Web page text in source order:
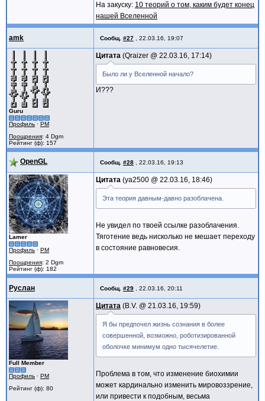
На закуску: 10 теорий о том, каким будет конец
нашей Вселенной
amk Сообщ. #27 22.03.16, 19:07
Guru
Профиль · PM
Поощрения: 4 Dgm
Рейтинг (ф): 157
Цитата Qraizer @ 22.03.16, 17:14
Было ли у Вселенной начало?
И???
OpenGL Сообщ. #28 22.03.16, 19:13
Lamer
Профиль · PM
Поощрения: 2 Dgm
Рейтинг (ф): 182
Цитата ya2500 @ 22.03.16, 18:46
Эта теория давным-давно разоблачена.
Не увидел по твоей ссылке разоблачения.
Тяготение ведь нисколько не мешает переходу
в состояние равновесия.
Руслан Сообщ. #29 22.03.16, 20:11
Full Member
Профиль · PM
Рейтинг (ф): 80
Цитата B.V. @ 21.03.16, 19:59
Я бы предпочел жизнь сознания в более
совершенной, возможно, роботизированной
оболочке минимум одно тысячелетие.
Проблема в том, что изменение биохимии
может кардинально изменить мировоззрение,
или привести к подобным, весьма